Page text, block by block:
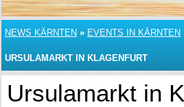
NEWS KÄRNTEN » EVENTS IN KÄRNTEN
URSULAMARKT IN KLAGENFURT
Ursulamarkt in